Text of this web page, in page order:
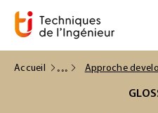
Accueil Approche